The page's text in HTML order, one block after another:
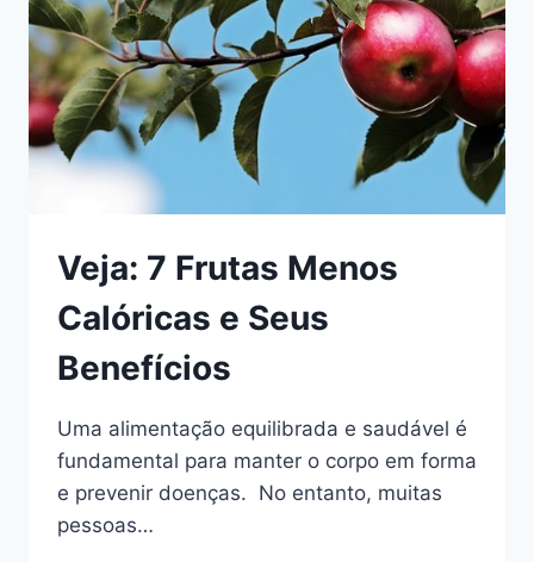
NOSSA
SAÚDE
EMOCIONAL
Veja: 7 Frutas Menos
Calóricas e Seus
Benefícios
Uma alimentação equilibrada e saudável é
fundamental para manter o corpo em forma
e prevenir doenças. No entanto, muitas
pessoas…